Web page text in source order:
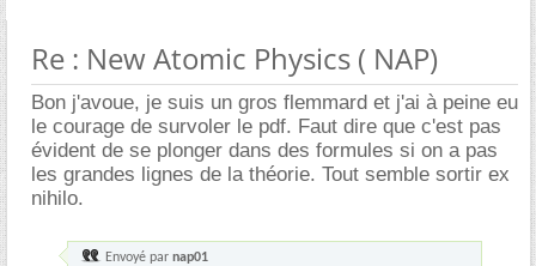
Re : New Atomic Physics ( NAP)
Bon j'avoue, je suis un gros flemmard et j'ai à peine eu
le courage de survoler le pdf. Faut dire que c'est pas
évident de se plonger dans des formules si on a pas
les grandes lignes de la théorie. Tout semble sortir ex
nihilo.
Envoyé par nap01